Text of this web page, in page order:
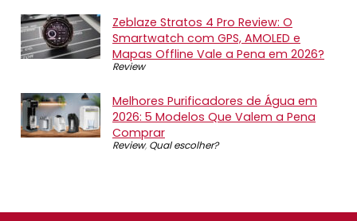
Zeblaze Stratos 4 Pro Review: O
Smartwatch com GPS, AMOLED e
Mapas Offline Vale a Pena em 2026?
Review
Melhores Purificadores de Água em
2026: 5 Modelos Que Valem a Pena
Comprar
Review, Qual escolher?